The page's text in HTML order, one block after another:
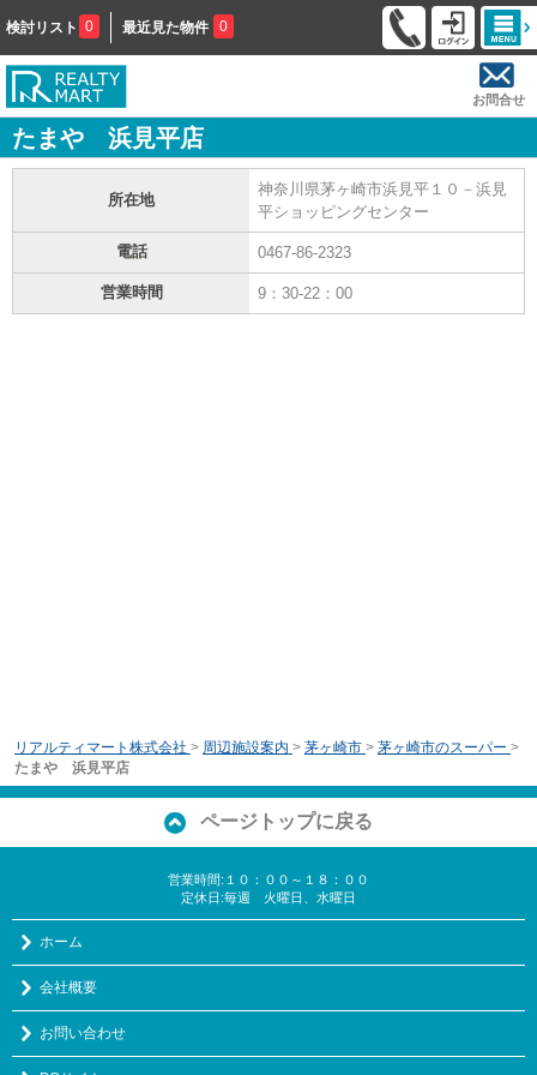
検討リスト 0 最近見た物件 0
お問合せ
たまや 浜見平店
所在地
神奈川県茅ヶ崎市浜見平１０－浜見
平ショッピングセンター
電話 0467-86-2323
営業時間 9：30-22：00
リアルティマート株式会社 > 周辺施設案内 > 茅ヶ崎市 > 茅ヶ崎市のスーパー >
たまや 浜見平店
ページトップに戻る
営業時間:１０：００～１８：００
定休日:毎週 火曜日、水曜日
ホーム
会社概要
お問い合わせ